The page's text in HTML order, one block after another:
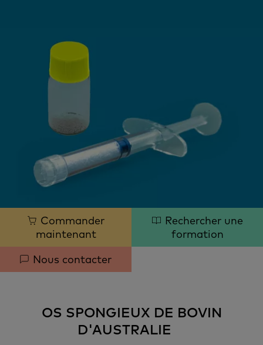
Quick
links
Commander
maintenant
Rechercher une
formation
Nous contacter
OS SPONGIEUX DE BOVIN
D'AUSTRALIE